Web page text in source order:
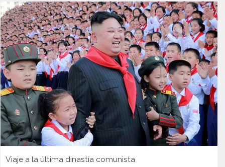
Viaje a la última dinastía comunista